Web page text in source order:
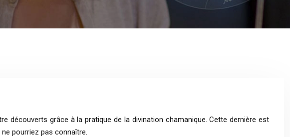
découverts grâce à la pratique de la divination chamanique. Cette dernière est
pourriez pas connaître.